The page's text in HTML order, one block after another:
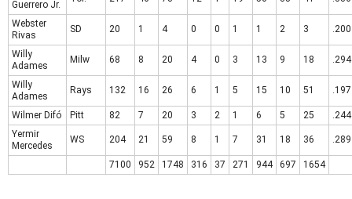
Guerrero Jr.
Webster
Rivas
SD 20 1 4 0 0 1 1 2 3 .200
Willy
Adames
Milw 68 8 20 4 0 3 13 9 18 .294
Willy
Adames
Rays 132 16 26 6 1 5 15 10 51 .197
Wilmer Difó Pitt 82 7 20 3 2 1 6 5 25
.244
Yermir
Mercedes
WS 204 21 59 8 1 7 31 18 36 .289
7100 952 1748 316 37 271 944 697 1654